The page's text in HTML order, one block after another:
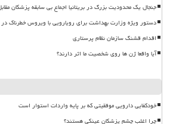
جنجال یک محدودیت بزرگ در بریتانیا اجماع بی سابقه پزشکان
دستور ویژه وزارت بهداشت برای رویارویی با ویروس خطرناک
اقدام قشنگ سازمان نظام پرستاری
آیا واقعا ژن ها روی شخصیت ما اثر دارند؟
خودکفایی دارویی موفقیتی که بر پایه واردات استوار است
چرا اغلب چشم پزشکان عینکی هستند؟